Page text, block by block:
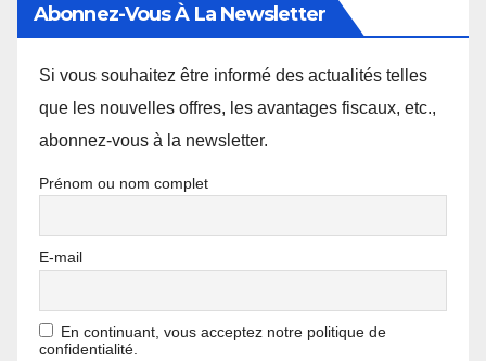
Abonnez-Vous À La Newsletter
Si vous souhaitez être informé des actualités telles
que les nouvelles offres, les avantages fiscaux, etc.,
abonnez-vous à la newsletter.
Prénom ou nom complet
E-mail
En continuant, vous acceptez notre politique de
confidentialité.